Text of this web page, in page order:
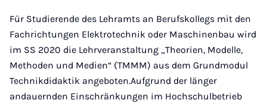
Für Studierende des Lehramts an Berufskollegs mit den
Fachrichtungen Elektrotechnik oder Maschinenbau wird
im SS 2020 die Lehrveranstaltung „Theorien, Modelle,
Methoden und Medien“ (TMMM) aus dem Grundmodul
Technikdidaktik angeboten.Aufgrund der länger
andauernden Einschränkungen im Hochschulbetrieb